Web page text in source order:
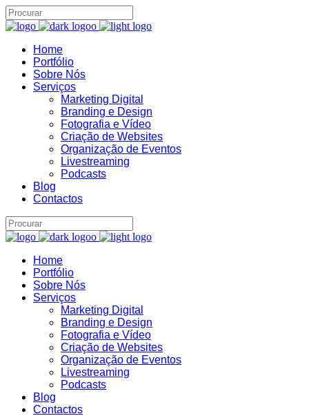
Home
Portfólio
Sobre Nós
Serviços
Marketing Digital
Branding e Design
Fotografia e Vídeo
Criação de Websites
Organização de Eventos
Livestreaming
Podcasts
Blog
Contactos
Home
Portfólio
Sobre Nós
Serviços
Marketing Digital
Branding e Design
Fotografia e Vídeo
Criação de Websites
Organização de Eventos
Livestreaming
Podcasts
Blog
Contactos
B22
Assistente IA · Brand22
Online